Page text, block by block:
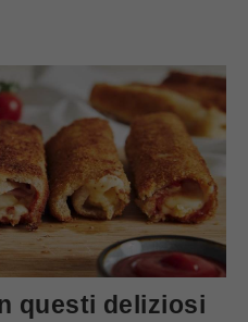
questi deliziosi